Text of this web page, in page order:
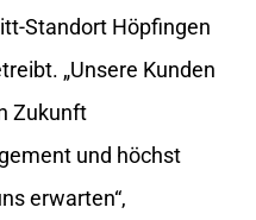
Standort Höpfingen
„Unsere Kunden
Zukunft
und höchst
erwarten“,